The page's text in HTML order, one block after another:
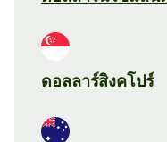
ดอลลาร์สิงคโปร์